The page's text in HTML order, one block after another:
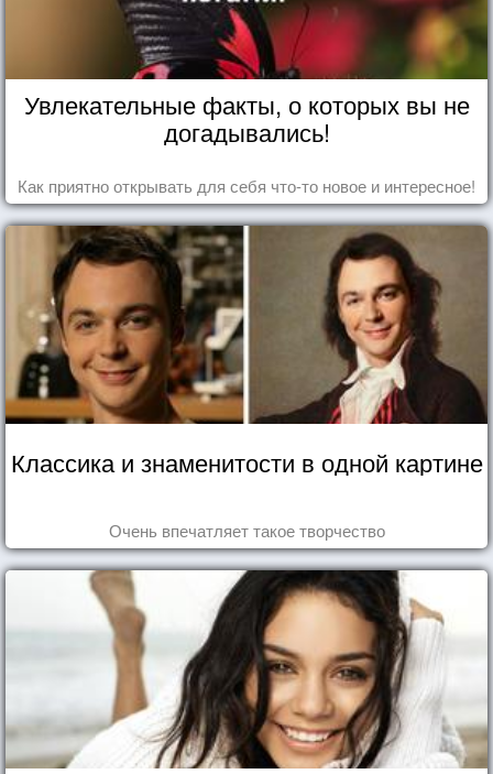
Увлекательные факты, о которых вы не
догадывались!
Как приятно открывать для себя что-то новое и интересное!
Классика и знаменитости в одной картине
Очень впечатляет такое творчество